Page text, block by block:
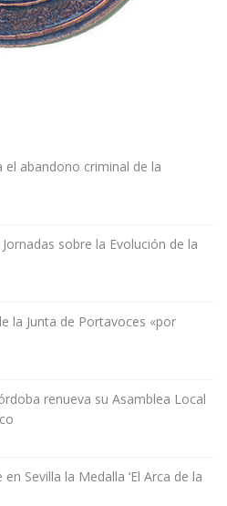
el abandono criminal de la
sobre la Evolución de la
la Junta de Portavoces «por
renueva su Asamblea Local
Sevilla la Medalla ‘El Arca de la